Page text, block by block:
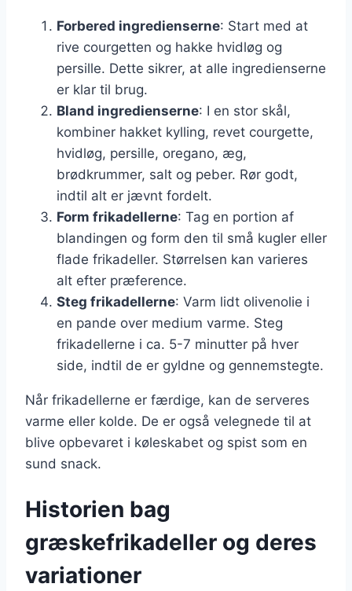
Forbered ingredienserne: Start med at
rive courgetten og hakke hvidløg og
persille. Dette sikrer, at alle ingredienserne
er klar til brug.
Bland ingredienserne: I en stor skål,
kombiner hakket kylling, revet courgette,
hvidløg, persille, oregano, æg,
brødkrummer, salt og peber. Rør godt,
indtil alt er jævnt fordelt.
Form frikadellerne: Tag en portion af
blandingen og form den til små kugler eller
flade frikadeller. Størrelsen kan varieres
alt efter præference.
Steg frikadellerne: Varm lidt olivenolie i
en pande over medium varme. Steg
frikadellerne i ca. 5-7 minutter på hver
side, indtil de er gyldne og gennemstegte.
Når frikadellerne er færdige, kan de serveres
varme eller kolde. De er også velegnede til at
blive opbevaret i køleskabet og spist som en
sund snack.
Historien bag
græskefrikadeller og deres
variationer